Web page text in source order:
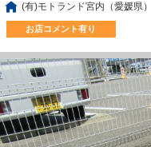
(有)モトランド宮内（愛媛県）
お店コメント有り